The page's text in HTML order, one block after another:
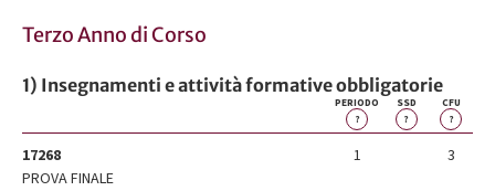
Terzo Anno di Corso
1) Insegnamenti e attività formative obbligatorie
PERIODO
?
SSD
?
CFU
?
17268
PROVA FINALE
1 3